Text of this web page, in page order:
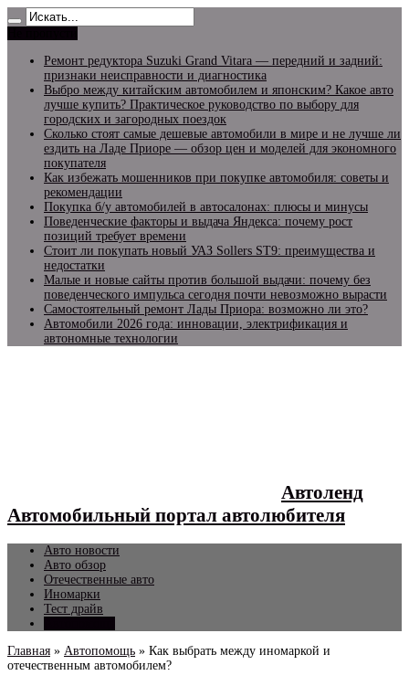
Ремонт редуктора Suzuki Grand Vitara — передний и задний:
признаки неисправности и диагностика
Выбро между китайским автомобилем и японским? Какое авто
лучше купить? Практическое руководство по выбору для
городских и загородных поездок
Сколько стоят самые дешевые автомобили в мире и не лучше ли
ездить на Ладе Приоре — обзор цен и моделей для экономного
покупателя
Как избежать мошенников при покупке автомобиля: советы и
рекомендации
Покупка б/у автомобилей в автосалонах: плюсы и минусы
Поведенческие факторы и выдача Яндекса: почему рост
позиций требует времени
Стоит ли покупать новый УАЗ Sollers ST9: преимущества и
недостатки
Малые и новые сайты против большой выдачи: почему без
поведенческого импульса сегодня почти невозможно вырасти
Самостоятельный ремонт Лады Приора: возможно ли это?
Автомобили 2026 года: инновации, электрификация и
автономные технологии
Автоленд
Автомобильный портал автолюбителя
Авто новости
Авто обзор
Отечественные авто
Иномарки
Тест драйв
Главная » Автопомощь » Как выбрать между иномаркой и
отечественным автомобилем?